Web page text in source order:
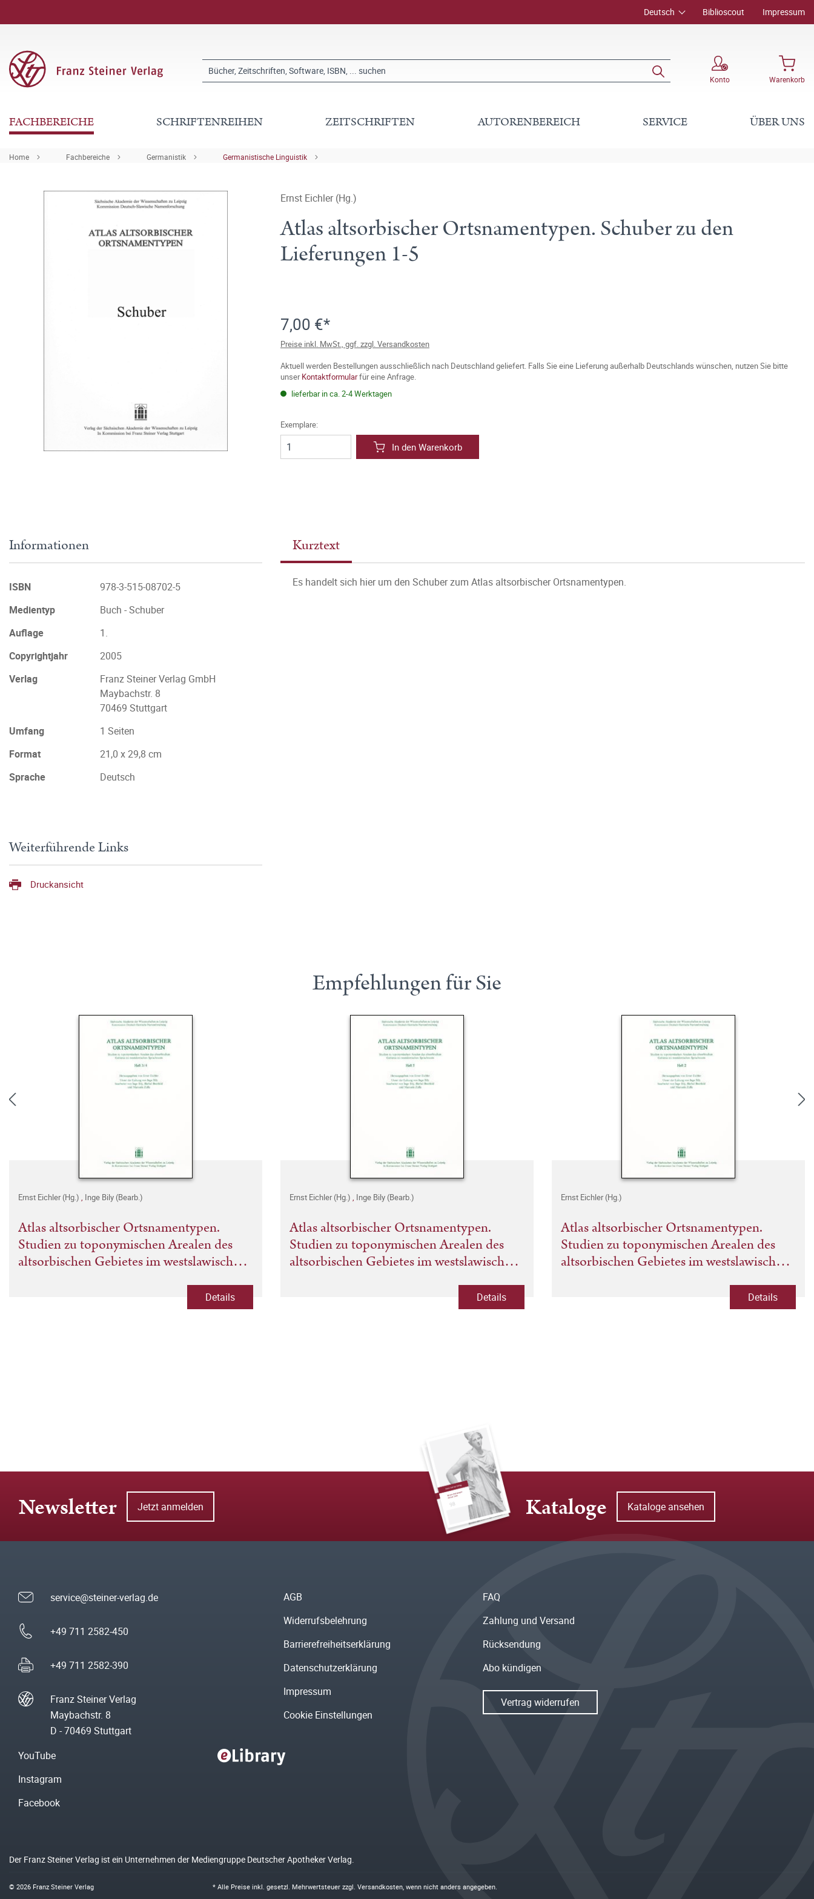
Deutsch Biblioscout Impressum
Konto Warenkorb
FACHBEREICHE SCHRIFTENREIHEN ZEITSCHRIFTEN AUTORENBEREICH SERVICE ÜBER UNS
Home Fachbereiche Germanistik Germanistische Linguistik
Ernst Eichler (Hg.)
Atlas altsorbischer Ortsnamentypen. Schuber zu den
Lieferungen 1-5
7,00 €*
Preise inkl. MwSt., ggf. zzgl. Versandkosten
Aktuell werden Bestellungen ausschließlich nach Deutschland geliefert. Falls Sie eine Lieferung außerhalb Deutschlands wünschen, nutzen Sie bitte
unserKontaktformularfür eine Anfrage.
lieferbar in ca. 2-4 Werktagen
Exemplare:
In den Warenkorb
Kurztext
Es handelt sich hier um den Schuber zum Atlas altsorbischer Ortsnamentypen.
Informationen
ISBN
978-3-515-08702-5
Medientyp
Buch - Schuber
Auflage
1.
Copyrightjahr
2005
Verlag
Franz Steiner Verlag GmbH
Maybachstr. 8
70469 Stuttgart
Umfang
1 Seiten
Format
21,0 x 29,8 cm
Sprache
Deutsch
Weiterführende Links
Druckansicht
Empfehlungen für Sie
Ernst Eichler (Hg.) , Inge Bily (Bearb.)
Atlas altsorbischer Ortsnamentypen.
Studien zu toponymischen Arealen des
altsorbischen Gebietes im westslawischen
Details
Ernst Eichler (Hg.) , Inge Bily (Bearb.)
Atlas altsorbischer Ortsnamentypen.
Studien zu toponymischen Arealen des
altsorbischen Gebietes im westslawischen
Details
Ernst Eichler (Hg.)
Atlas altsorbischer Ortsnamentypen.
Studien zu toponymischen Arealen des
altsorbischen Gebietes im westslawischen
Details
Newsletter Jetzt anmelden Kataloge Kataloge ansehen
service@steiner-verlag.de
+49 711 2582-450
+49 711 2582-390
Franz Steiner Verlag
Maybachstr. 8
D - 70469 Stuttgart
AGB
Widerrufsbelehrung
Barrierefreiheitserklärung
Datenschutzerklärung
Impressum
Cookie Einstellungen
FAQ
Zahlung und Versand
Rücksendung
Abo kündigen
Vertrag widerrufen
YouTube
Instagram
Facebook
Der Franz Steiner Verlag ist ein Unternehmen der Mediengruppe Deutscher Apotheker Verlag.
* Alle Preise inkl. gesetzl. Mehrwertsteuer zzgl. Versandkosten, wenn nicht anders angegeben.
© 2026 Franz Steiner Verlag